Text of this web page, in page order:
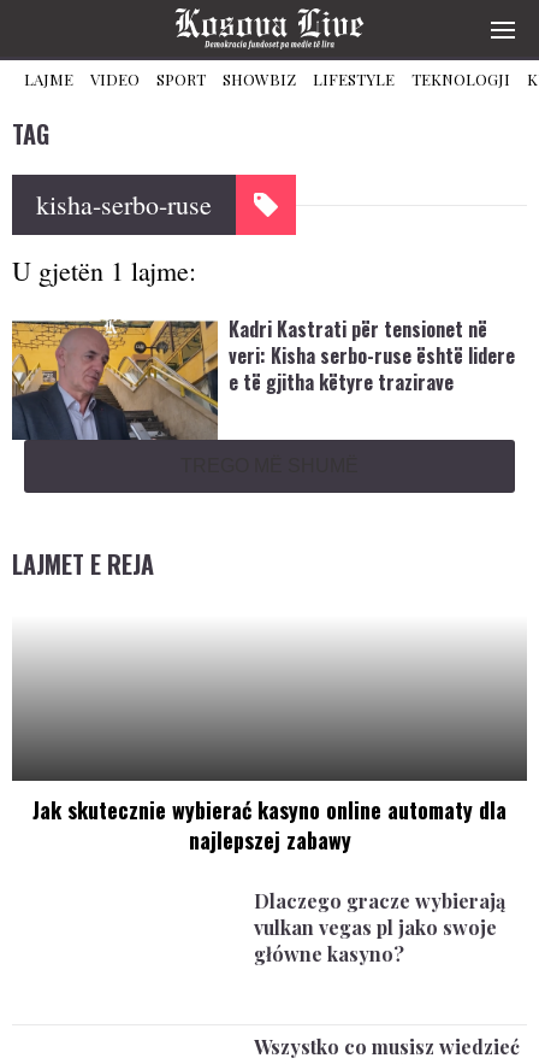
LAJME VIDEO SPORT SHOWBIZ LIFESTYLE TEKNOLOGJI
TAG
kisha-serbo-ruse
U gjetën 1 lajme:
Kadri Kastrati për tensionet në
veri: Kisha serbo-ruse është lidere
e të gjitha këtyre trazirave
LAJMET E REJA
Jak skutecznie wybierać kasyno online automaty dla
najlepszej zabawy
Dlaczego gracze wybierają
vulkan vegas pl jako swoje
główne kasyno?
Wszystko co musisz wiedzieć